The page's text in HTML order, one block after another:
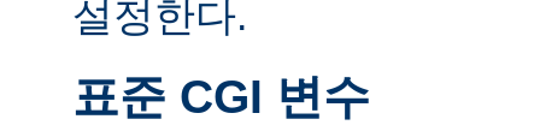
설정한다.
표준 CGI 변수